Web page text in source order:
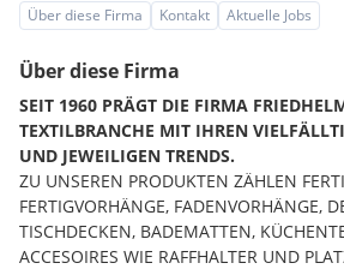
Über diese Firma Kontakt Aktuelle Jobs
Über diese Firma
SEIT 1960 PRÄGT DIE FIRMA
TEXTILBRANCHE MIT IHREN
UND JEWEILIGEN TRENDS.
ZU UNSEREN PRODUKTEN ZÄHLEN
FERTIGVORHÄNGE, FADENVORHÄNGE,
TISCHDECKEN, BADEMATTEN,
ACCESOIRES WIE RAFFHALTER UND